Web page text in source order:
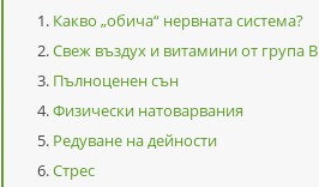
Какво „обича“ нервната система?
Свеж въздух и витамини от група В
Пълноценен сън
Физически натоварвания
Редуване на дейности
Стрес